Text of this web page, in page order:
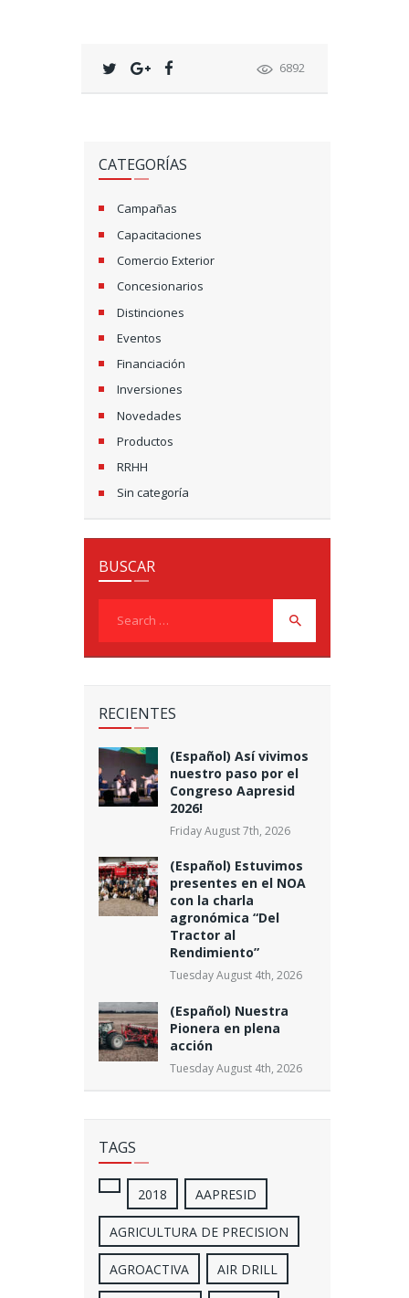
6892
CATEGORÍAS
Campañas
Capacitaciones
Comercio Exterior
Concesionarios
Distinciones
Eventos
Financiación
Inversiones
Novedades
Productos
RRHH
Sin categoría
BUSCAR
RECIENTES
(Español) Así vivimos
nuestro paso por el
Congreso Aapresid
2026!
Friday August 7th, 2026
(Español) Estuvimos
presentes en el NOA
con la charla
agronómica “Del
Tractor al
Rendimiento”
Tuesday August 4th, 2026
(Español) Nuestra
Pionera en plena
acción
Tuesday August 4th, 2026
TAGS
2018 AAPRESID
AGRICULTURA DE PRECISION
AGROACTIVA AIR DRILL